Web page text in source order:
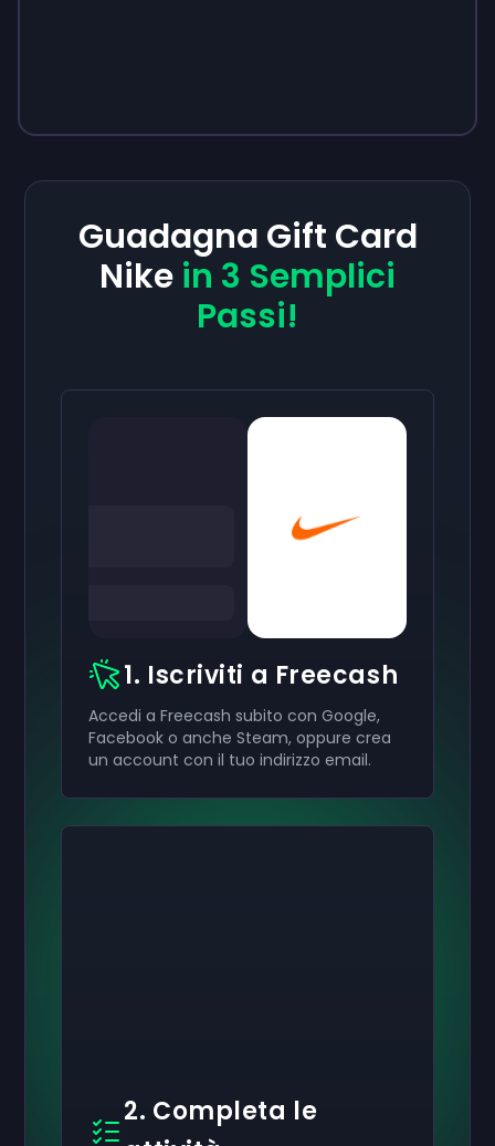
Guadagna Gift Card
Nike in 3 Semplici
Passi!
1. Iscriviti a Freecash
Accedi a Freecash subito con Google,
Facebook o anche Steam, oppure crea
un account con il tuo indirizzo email.
2. Completa le